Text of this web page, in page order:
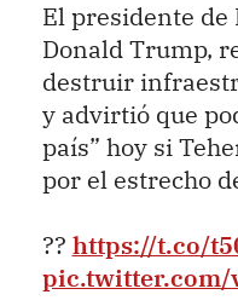
El presidente de
Donald Trump,
destruir
y advirtió que
país” hoy si
por el estrecho
?? https://t.co/
pic.twitter.com/